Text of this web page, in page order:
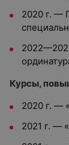
2020 г. —
Курсы,
2020 г. —
2021 г. —